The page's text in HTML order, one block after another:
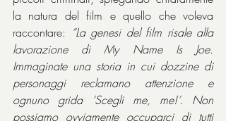
la natura del film e quello che voleva
raccontare: “La genesi del film risale alla
lavorazione di My Name Is Joe.
Immaginate una storia in cui dozzine di
personaggi reclamano attenzione e
ognuno grida ‘Scegli me, me!’. Non
possiamo ovviamente occuparci di tutti